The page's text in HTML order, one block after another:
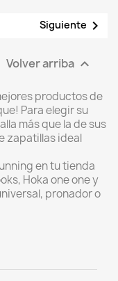
Siguiente 
Volver arriba 
productos de
Para elegir su
más que la de sus
zapatillas ideal
en tu tienda
Hoka one one y
pronador o